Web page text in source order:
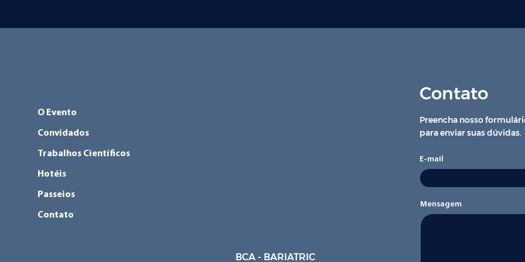
O Evento
Convidados
Trabalhos Científicos
Hotéis
Passeios
Contato
BCA - BARIATRIC
Contato
Preencha nosso
para enviar suas dúvidas.
E-mail
Mensagem